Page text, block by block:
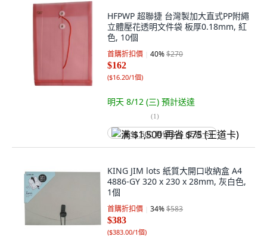
HFPWP 超聯捷 台灣製加大直式PP附繩
立體壓花透明文件袋 板厚0.18mm, 紅
色, 10個
首購折扣價 40%$270
$162
($16.20/1個)
明天 8/12 (三) 預計送達
(1)
满 $1,500 再省 $75 (王道卡)
KING JIM lots 紙質大開口收納盒 A4
4886-GY 320 x 230 x 28mm, 灰白色,
1個
首購折扣價 34%$583
$383
($383.00/1個)